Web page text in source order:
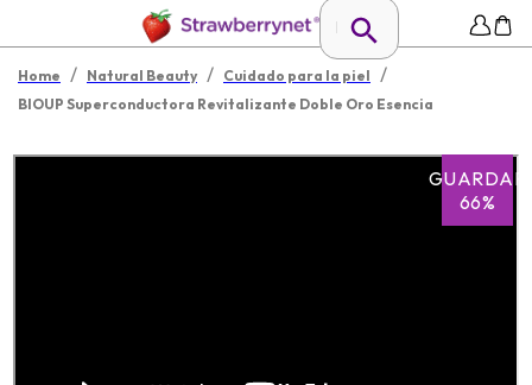
Home / Natural Beauty / Cuidado para la piel /
BIOUP Superconductora Revitalizante Doble Oro Esencia
GUARDAR
66%